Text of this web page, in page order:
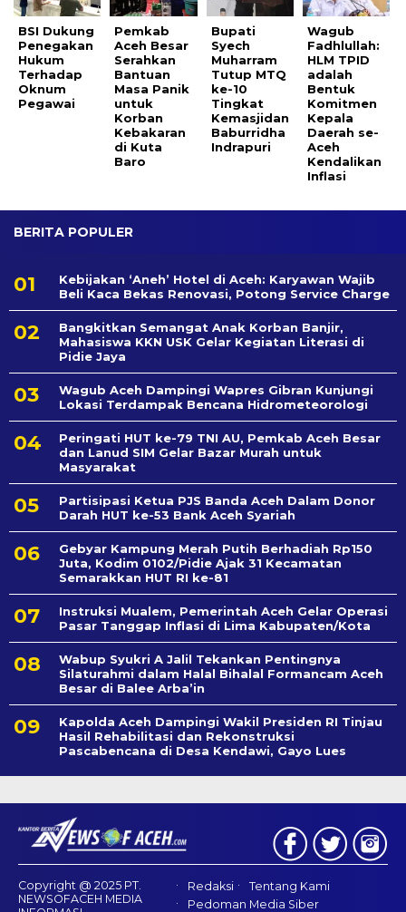
BSI Dukung
Penegakan
Hukum
Terhadap
Oknum
Pegawai
Pemkab
Aceh Besar
Serahkan
Bantuan
Masa Panik
untuk
Korban
Kebakaran
di Kuta
Baro
Bupati
Syech
Muharram
Tutup MTQ
ke-10
Tingkat
Kemasjidan
Baburridha
Indrapuri
Wagub
Fadhlullah:
HLM TPID
adalah
Bentuk
Komitmen
Kepala
Daerah se-
Aceh
Kendalikan
Inflasi
BERITA POPULER
Kebijakan ‘Aneh’ Hotel di Aceh: Karyawan Wajib
Beli Kaca Bekas Renovasi, Potong Service Charge
Bangkitkan Semangat Anak Korban Banjir,
Mahasiswa KKN USK Gelar Kegiatan Literasi di
Pidie Jaya
Wagub Aceh Dampingi Wapres Gibran Kunjungi
Lokasi Terdampak Bencana Hidrometeorologi
Peringati HUT ke-79 TNI AU, Pemkab Aceh Besar
dan Lanud SIM Gelar Bazar Murah untuk
Masyarakat
Partisipasi Ketua PJS Banda Aceh Dalam Donor
Darah HUT ke-53 Bank Aceh Syariah
Gebyar Kampung Merah Putih Berhadiah Rp150
Juta, Kodim 0102/Pidie Ajak 31 Kecamatan
Semarakkan HUT RI ke-81
Instruksi Mualem, Pemerintah Aceh Gelar Operasi
Pasar Tanggap Inflasi di Lima Kabupaten/Kota
Wabup Syukri A Jalil Tekankan Pentingnya
Silaturahmi dalam Halal Bihalal Formancam Aceh
Besar di Balee Arba’in
Kapolda Aceh Dampingi Wakil Presiden RI Tinjau
Hasil Rehabilitasi dan Rekonstruksi
Pascabencana di Desa Kendawi, Gayo Lues
Copyright @ 2025 PT.
NEWSOFACEH MEDIA
Redaksi
Tentang Kami
Pedoman Media Siber